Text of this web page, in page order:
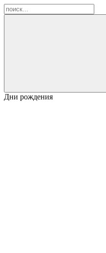
Дни рождения